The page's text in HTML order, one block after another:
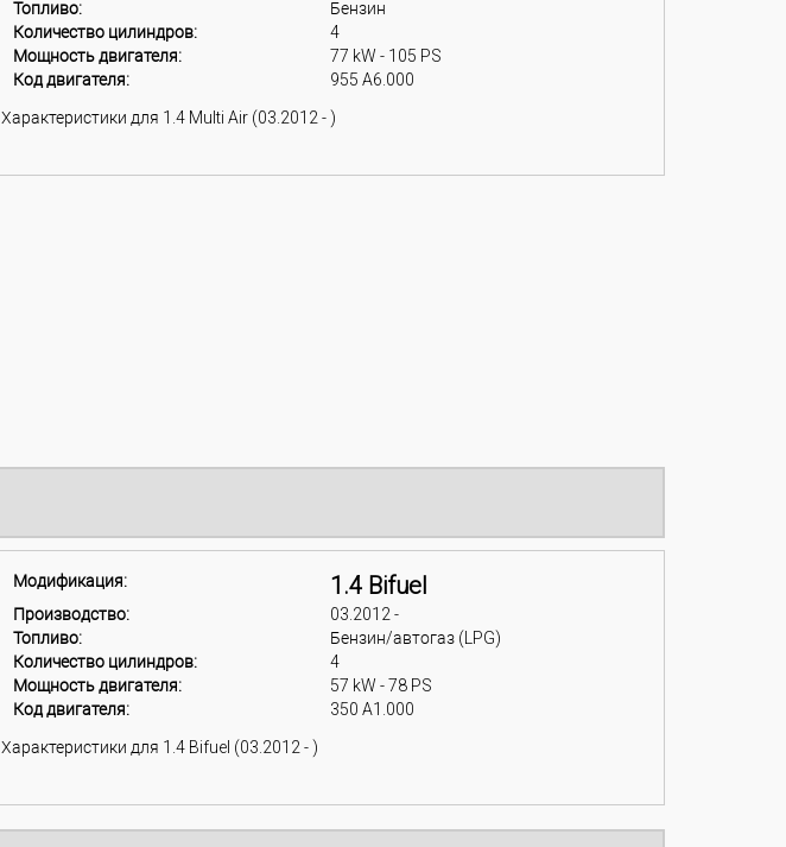
Топливо:
Бензин
Количество цилиндров:
4
Мощность двигателя:
77 kW - 105 PS
Код двигателя:
955 A6.000
Характеристики для 1.4 Multi Air (03.2012 - )
Модификация: 1.4 Bifuel
Производство:
03.2012 -
Топливо:
Бензин/автогаз (LPG)
Количество цилиндров:
4
Мощность двигателя:
57 kW - 78 PS
Код двигателя:
350 A1.000
Характеристики для 1.4 Bifuel (03.2012 - )